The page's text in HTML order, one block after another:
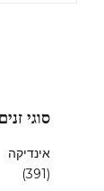
סוגי זנים
אינדיקה
(391)